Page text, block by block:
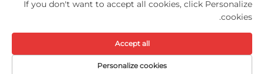
حقوق النشر © شركة جيانغسو شيزهان المحدودة جميع الحقوق محفوظة -
سياسة الخصوصية
If you don't want to accept all cookies, click Personalize
cookies.
Personalize cookies
Accept all